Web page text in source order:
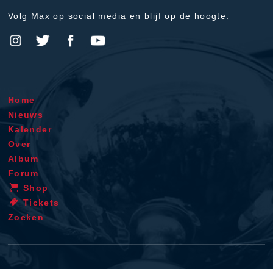
Volg Max op social media en blijf op de hoogte.
Home
Nieuws
Kalender
Over
Album
Forum
Shop
Tickets
Zoeken